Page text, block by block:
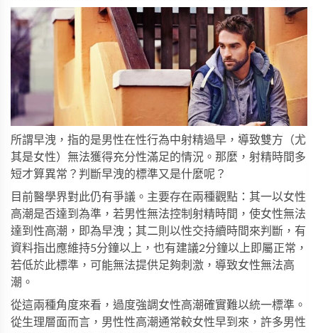
所謂早洩，指的是男性在性行為中射精過早，導致雙方（尤
其是女性）無法獲得充分性滿足的情況。那麼，射精時間多
短才算異常？判斷早洩的標準又是什麼呢？
目前醫學界對此仍有爭議。主要存在兩種觀點：其一以女性
高潮是否達到為準，若男性無法控制射精時間，使女性無法
達到性高潮，即為早洩；其二則以性交持續時間來判斷，有
資料指出應維持5分鐘以上，也有建議2分鐘以上即屬正常，
若低於此標準，可能無法提供足夠刺激，導致女性無法高
潮。
從這兩種角度來看，過度強調女性高潮確實難以統一標準。
從生理層面而言，男性性高潮通常較女性早到來，許多男性